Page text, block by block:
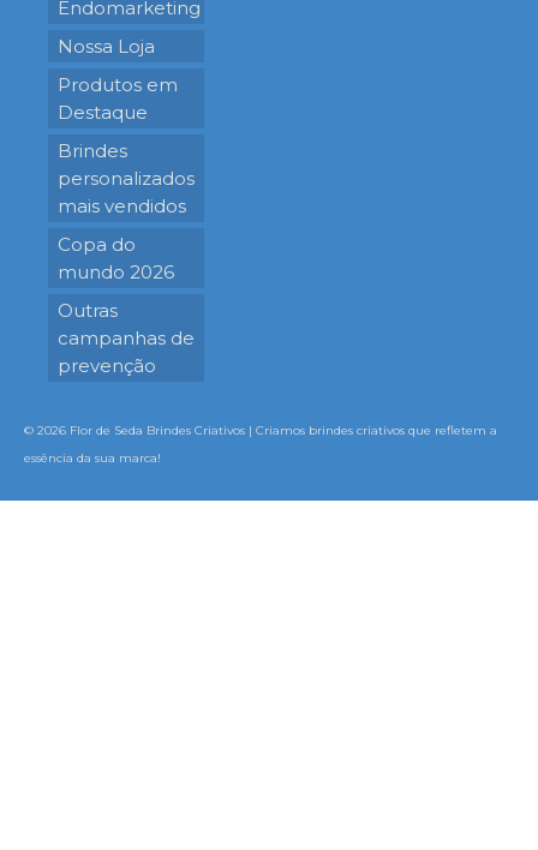
Endomarketing
Nossa Loja
Produtos em
Destaque
Brindes
personalizados
mais vendidos
Copa do
mundo 2026
Outras
campanhas de
prevenção
© 2026 Flor de Seda Brindes Criativos | Criamos brindes criativos que refletem a
essência da sua marca!